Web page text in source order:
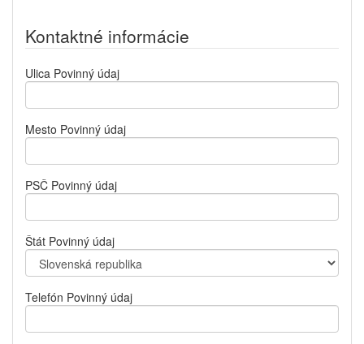
Kontaktné informácie
Ulica Povinný údaj
Mesto Povinný údaj
PSČ Povinný údaj
Štát Povinný údaj
Telefón Povinný údaj